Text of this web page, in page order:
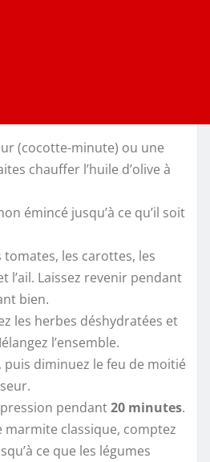
(cocotte-minute) ou une
chauffer l’huile d’olive à
émincé jusqu’à ce qu’il soit
les carottes, les
l’ail. Laissez revenir pendant
bien.
les herbes déshydratées et
l’ensemble.
diminuez le feu de moitié
pendant20 minutes.
marmite classique, comptez
ce que les légumes